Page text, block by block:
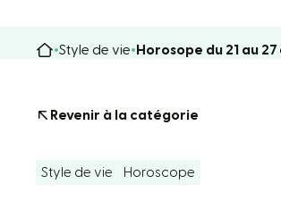
Style de vie Horosope du 21 au
Revenir à la catégorie
Style de vie Horoscope